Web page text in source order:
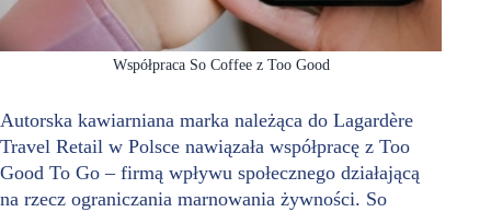
Współpraca So Coffee z Too Good
Autorska kawiarniana marka należąca do Lagardère
Travel Retail w Polsce nawiązała współpracę z Too
Good To Go – firmą wpływu społecznego działającą
na rzecz ograniczania marnowania żywności. So